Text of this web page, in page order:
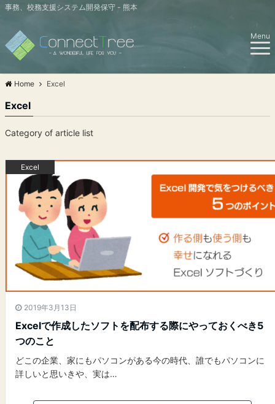
事務、校務支援システム開発保守 - 熊本
Menu
Home Excel
Excel
Category of article list
Excel
2019年3月13日
Excelで作成したソフトを配布する際にやっておくべき5
つのこと
どこの企業、家にもパソコンがある今の時代、誰でもパソコンに
詳しいと思いきや、実は…